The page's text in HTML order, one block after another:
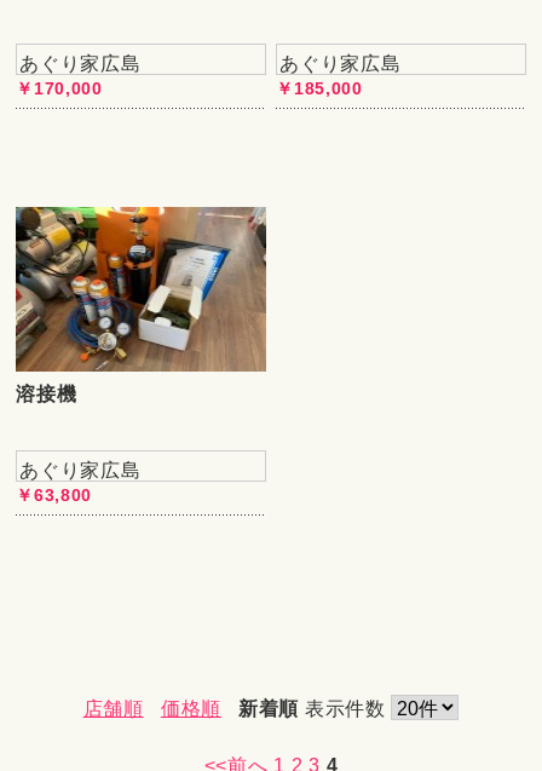
あぐり家広島
￥170,000
あぐり家広島
￥185,000
溶接機
あぐり家広島
￥63,800
店舗順 価格順 新着順 表示件数
<<前へ 1 2 3 4